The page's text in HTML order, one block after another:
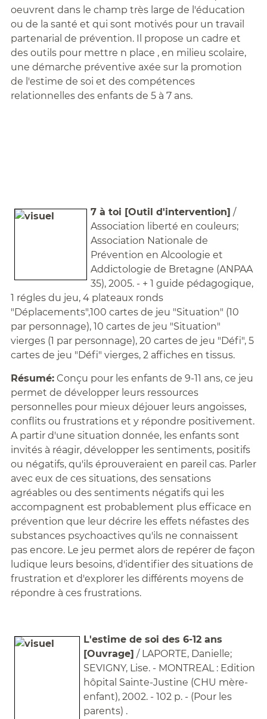
oeuvrent dans le champ très large de l'éducation
ou de la santé et qui sont motivés pour un travail
partenarial de prévention. Il propose un cadre et
des outils pour mettre n place , en milieu scolaire,
une démarche préventive axée sur la promotion
de l'estime de soi et des compétences
relationnelles des enfants de 5 à 7 ans.
7 à toi [Outil d'intervention] /
Association liberté en couleurs;
Association Nationale de
Prévention en Alcoologie et
Addictologie de Bretagne (ANPAA
35), 2005. - + 1 guide pédagogique,
1 régles du jeu, 4 plateaux ronds
"Déplacements",100 cartes de jeu "Situation" (10
par personnage), 10 cartes de jeu "Situation"
vierges (1 par personnage), 20 cartes de jeu "Défi", 5
cartes de jeu "Défi" vierges, 2 affiches en tissus.
Résumé:Conçu pour les enfants de 9-11 ans, ce jeu
permet de développer leurs ressources
personnelles pour mieux déjouer leurs angoisses,
conflits ou frustrations et y répondre positivement.
A partir d'une situation donnée, les enfants sont
invités à réagir, développer les sentiments, positifs
ou négatifs, qu'ils éprouveraient en pareil cas. Parler
avec eux de ces situations, des sensations
agréables ou des sentiments négatifs qui les
accompagnent est probablement plus efficace en
prévention que leur décrire les effets néfastes des
substances psychoactives qu'ils ne connaissent
pas encore. Le jeu permet alors de repérer de façon
ludique leurs besoins, d'identifier des situations de
frustration et d'explorer les différents moyens de
répondre à ces frustrations.
L'estime de soi des 6-12 ans
[Ouvrage] / LAPORTE, Danielle;
SEVIGNY, Lise. - MONTREAL : Edition
hôpital Sainte-Justine (CHU mère-
enfant), 2002. - 102 p. - (Pour les
parents) .